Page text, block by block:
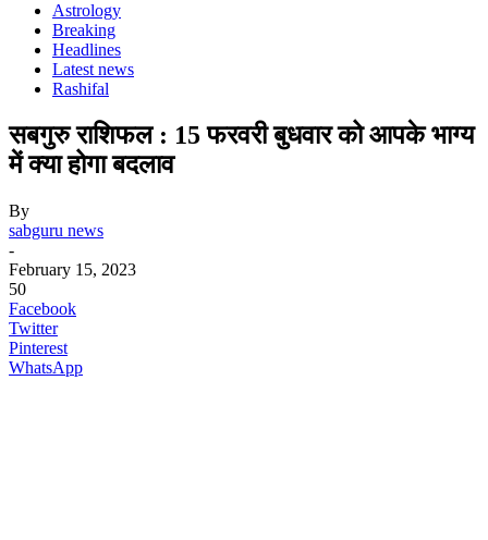
Astrology
Breaking
Headlines
Latest news
Rashifal
सबगुरु राशिफल : 15 फरवरी बुधवार को आपके भाग्य
में क्या होगा बदलाव
By
sabguru news
-
February 15, 2023
50
Facebook
Twitter
Pinterest
WhatsApp